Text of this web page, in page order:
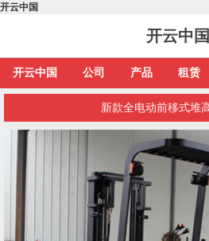
开云中国
开云中国
开云中国 公司 产品 租赁
新款全电动前移式堆